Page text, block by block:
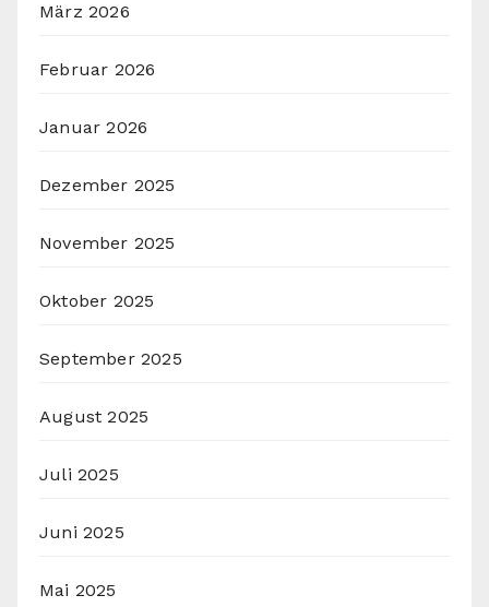
März 2026
Februar 2026
Januar 2026
Dezember 2025
November 2025
Oktober 2025
September 2025
August 2025
Juli 2025
Juni 2025
Mai 2025